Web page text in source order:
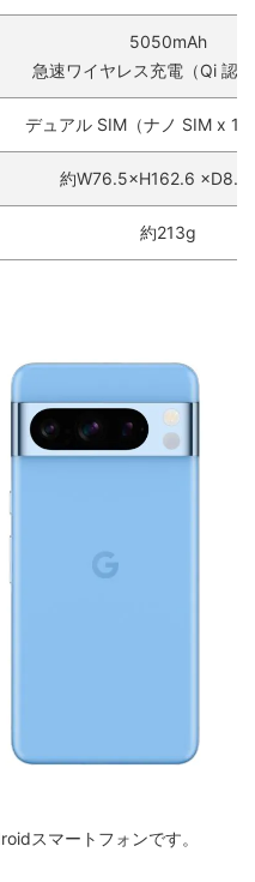
5050mAh
急速ワイヤレス充電（Qi 認
デュアル SIM（ナノ SIM x 1
約W76.5×H162.6
約213g
スマートフォンです。